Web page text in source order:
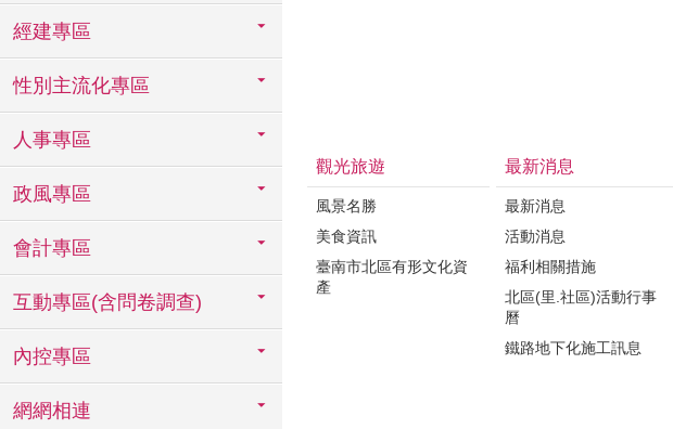
經建專區
性別主流化專區
人事專區
政風專區
會計專區
互動專區(含問卷調查)
內控專區
網網相連
觀光旅遊
風景名勝
美食資訊
臺南市北區有形文化資
產
最新消息
最新消息
活動消息
福利相關措施
北區(里.社區)活動行事
曆
鐵路地下化施工訊息